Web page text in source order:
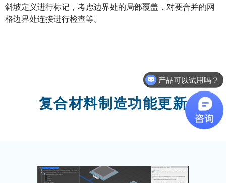
斜坡定义进行标记，考虑边界处的局部覆盖，对要合并的网
格边界处连接进行检查等。
复合材料制造功能更新
软件有折扣吗？